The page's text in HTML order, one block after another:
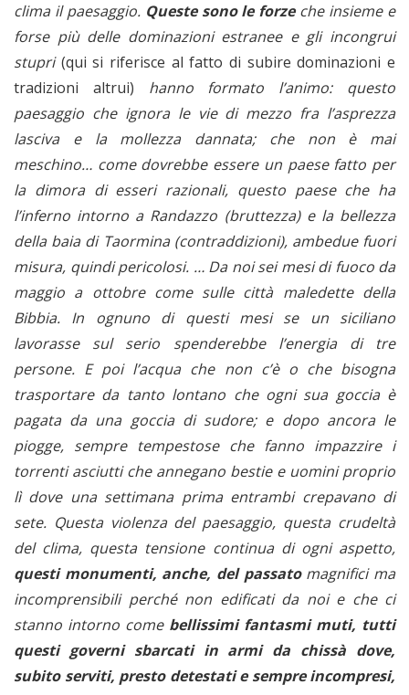
clima il paesaggio. Queste sono le forzeche insieme e
forse più delle dominazioni estranee e gli incongrui
stupri(qui si riferisce al fatto di subire dominazioni e
tradizioni altrui) hanno formato l’animo: questo
paesaggio che ignora le vie di mezzo fra l’asprezza
lasciva e la mollezza dannata; che non è mai
meschino… come dovrebbe essere un paese fatto per
la dimora di esseri razionali, questo paese che ha
l’inferno intorno a Randazzo (bruttezza) e la bellezza
della baia di Taormina (contraddizioni), ambedue fuori
misura, quindi pericolosi. … Da noi sei mesi di fuoco da
maggio a ottobre come sulle città maledette della
Bibbia. In ognuno di questi mesi se un siciliano
lavorasse sul serio spenderebbe l’energia di tre
persone. E poi l’acqua che non c’è o che bisogna
trasportare da tanto lontano che ogni sua goccia è
pagata da una goccia di sudore; e dopo ancora le
piogge, sempre tempestose che fanno impazzire i
torrenti asciutti che annegano bestie e uomini proprio
lì dove una settimana prima entrambi crepavano di
sete. Questa violenza del paesaggio, questa crudeltà
del clima, questa tensione continua di ogni aspetto,
questi monumenti, anche, del passato magnifici ma
incomprensibili perché non edificati da noi e che ci
stanno intorno come bellissimi fantasmi muti, tutti
questi governi sbarcati in armi da chissà dove,
subito serviti, presto detestati e sempre incompresi,